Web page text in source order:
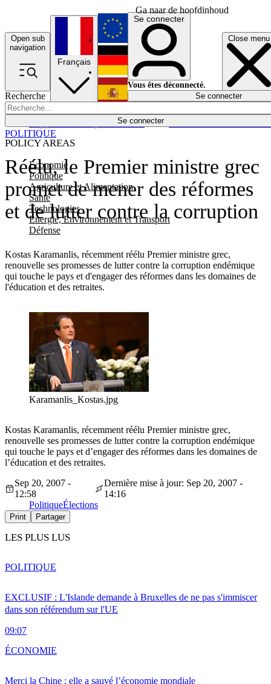
Ga naar de hoofdinhoud
Open sub
navigation
Close menu
Recherche
Se connecter
POLICY AREAS
Economie
Politique
Agriculture et Alimentation
Santé
Technologies
Energie, Environnement et Transport
Défense
Économie
Français
English
Deutsch
Español
Se connecter
Vous êtes déconnecté.
Se connecter
Réélu, le Premier ministre grec
promet de mener des réformes
et de lutter contre la corruption
Kostas Karamanlis, récemment réélu Premier ministre grec,
renouvelle ses promesses de lutter contre la corruption endémique
qui touche le pays et d'engager des réformes dans les domaines de
l'éducation et des retraites.
POLITIQUE
Karamanlis_Kostas.jpg
Kostas Karamanlis, récemment réélu Premier ministre grec,
renouvelle ses promesses de lutter contre la corruption endémique
qui touche le pays et d’engager des réformes dans les domaines de
l’éducation et des retraites.
Sep 20, 2007 -
12:58
Dernière mise à jour: Sep 20, 2007 -
14:16
PolitiqueÉlections
Print Partager
LES PLUS LUS
EXCLUSIF : L'Islande demande à Bruxelles de ne pas s'immiscer
dans son référendum sur l'UE
09:07
POLITIQUE
Merci la Chine : elle a sauvé l’économie mondiale
ÉCONOMIE